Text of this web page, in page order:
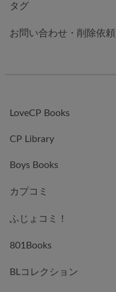
タグ
お問い合わせ・削除依頼
LoveCP Books
CP Library
Boys Books
カプコミ
ふじょコミ！
801Books
BLコレクション